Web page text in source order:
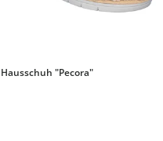
Hausschuh "Pecora"